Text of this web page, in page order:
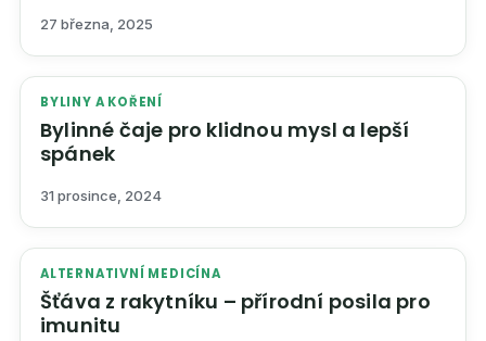
27 března, 2025
BYLINY A KOŘENÍ
Bylinné čaje pro klidnou mysl a lepší
spánek
31 prosince, 2024
ALTERNATIVNÍ MEDICÍNA
Šťáva z rakytníku – přírodní posila pro
imunitu